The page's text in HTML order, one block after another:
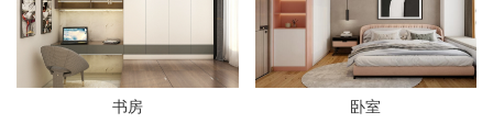
书房 卧室